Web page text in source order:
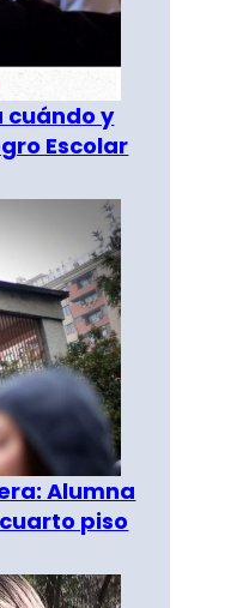
cuándo y
Escolar
Alumna
piso